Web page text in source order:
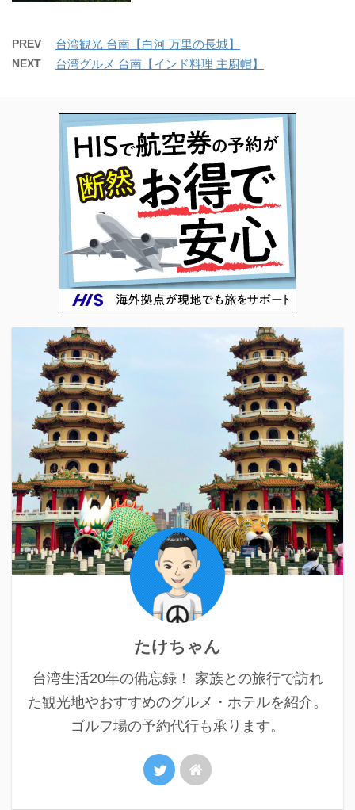
PREV 台湾観光 台南【白河 万里の長城】
NEXT 台湾グルメ 台南【インド料理 主廚帽】
たけちゃん
台湾生活20年の備忘録！ 家族との旅行で訪れ
た観光地やおすすめのグルメ・ホテルを紹介。
ゴルフ場の予約代行も承ります。